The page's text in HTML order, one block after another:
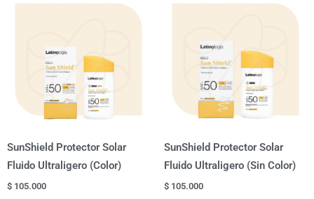
SunShield Protector Solar
Fluido Ultraligero (Color)
$ 105.000
SunShield Protector Solar
Fluido Ultraligero (Sin Color)
$ 105.000